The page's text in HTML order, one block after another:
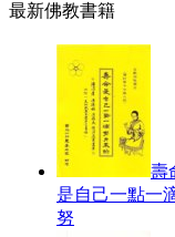
最新佛教書籍
壽
是自己一點一
努